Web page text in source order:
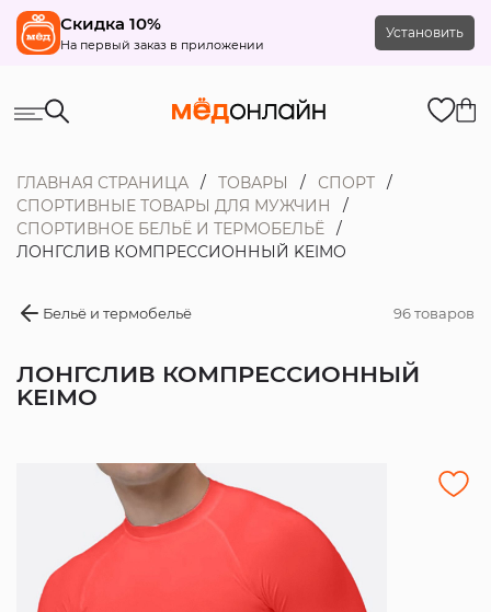
Скидка 10%
На первый заказ в приложении
Установить
ГЛАВНАЯ СТРАНИЦА ТОВАРЫ
СПОРТ
СПОРТИВНЫЕ ТОВАРЫ ДЛЯ МУЖЧИН
СПОРТИВНОЕ БЕЛЬЁ И ТЕРМОБЕЛЬЁ
ЛОНГСЛИВ КОМПРЕССИОННЫЙ KEIMO
Бельё и термобельё 96 товаров
ЛОНГСЛИВ КОМПРЕССИОННЫЙ
KEIMO